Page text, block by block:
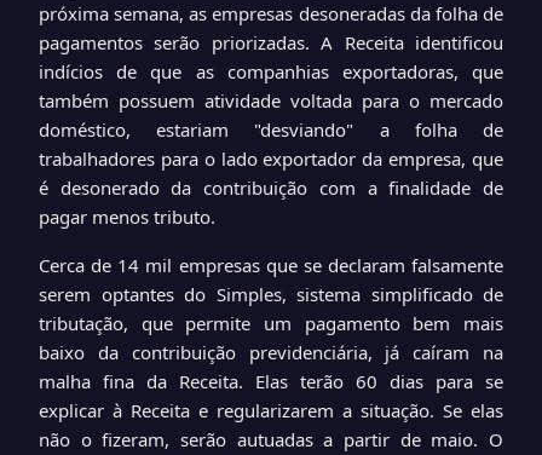
próxima semana, as empresas desoneradas da folha de
pagamentos serão priorizadas. A Receita identificou
indícios de que as companhias exportadoras, que
também possuem atividade voltada para o mercado
doméstico, estariam "desviando" a folha de
trabalhadores para o lado exportador da empresa, que
é desonerado da contribuição com a finalidade de
pagar menos tributo.
Cerca de 14 mil empresas que se declaram falsamente
serem optantes do Simples, sistema simplificado de
tributação, que permite um pagamento bem mais
baixo da contribuição previdenciária, já caíram na
malha fina da Receita. Elas terão 60 dias para se
explicar à Receita e regularizarem a situação. Se elas
não o fizeram, serão autuadas a partir de maio. O